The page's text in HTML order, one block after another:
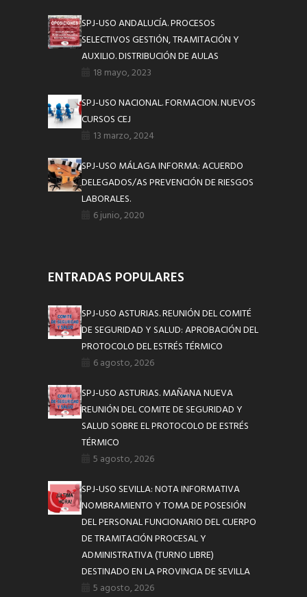
SPJ-USO ANDALUCÍA. PROCESOS
SELECTIVOS GESTIÓN, TRAMITACIÓN Y
AUXILIO. DISTRIBUCIÓN DE AULAS
18 mayo, 2023
SPJ-USO NACIONAL. FORMACION. NUEVOS
CURSOS CEJ
13 marzo, 2024
SPJ-USO MÁLAGA INFORMA: ACUERDO
DELEGADOS/AS PREVENCIÓN DE RIESGOS
LABORALES.
6 junio, 2020
ENTRADAS POPULARES
SPJ-USO ASTURIAS. REUNIÓN DEL COMITÉ
DE SEGURIDAD Y SALUD: APROBACIÓN DEL
PROTOCOLO DEL ESTRÉS TÉRMICO
6 agosto, 2026
SPJ-USO ASTURIAS. MAÑANA NUEVA
REUNIÓN DEL COMITE DE SEGURIDAD Y
SALUD SOBRE EL PROTOCOLO DE ESTRÉS
TÉRMICO
5 agosto, 2026
SPJ-USO SEVILLA: NOTA INFORMATIVA
NOMBRAMIENTO Y TOMA DE POSESIÓN
DEL PERSONAL FUNCIONARIO DEL CUERPO
DE TRAMITACIÓN PROCESAL Y
ADMINISTRATIVA (TURNO LIBRE)
DESTINADO EN LA PROVINCIA DE SEVILLA
5 agosto, 2026